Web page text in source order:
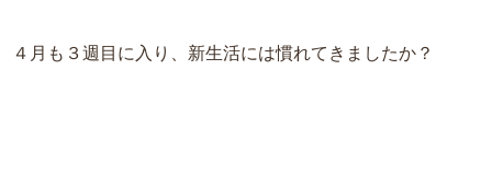
４月も３週目に入り、新生活には慣れてきましたか？